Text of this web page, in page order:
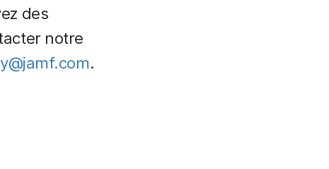
des
notre
.